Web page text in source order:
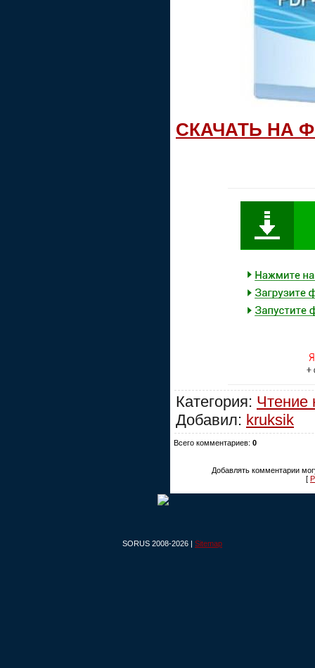
СКАЧАТЬ НА
Категория: Чтение
Добавил: kruksik
Всего комментариев: 0
Добавлять комментарии
[
SORUS 2008-2026 | Sitemap